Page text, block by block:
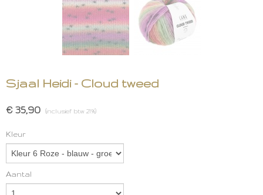
Sjaal Heidi - Cloud tweed
€ 35,90 (inclusief btw 21%)
Kleur
Aantal